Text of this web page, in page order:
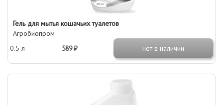
Гель для мытья кошачьих туалетов
Агробиопром
0.5 л
589 ₽ нет в наличии